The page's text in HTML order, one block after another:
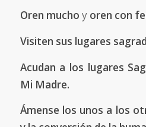
Oren mucho y oren con
Visiten sus lugares
Acudan a los lugares
Mi Madre.
Ámense los unos a los